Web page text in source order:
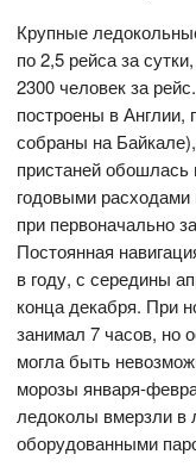
Крупные
по 2,5 рейса за
2300 человек за
построены в Англии,
собраны на
пристаней
годовыми
при первоначально
Постоянная
в году, с середины
конца декабря. При
занимал 7 часов, но
могла быть
морозы января-
ледоколы вмерзли в
оборудованными